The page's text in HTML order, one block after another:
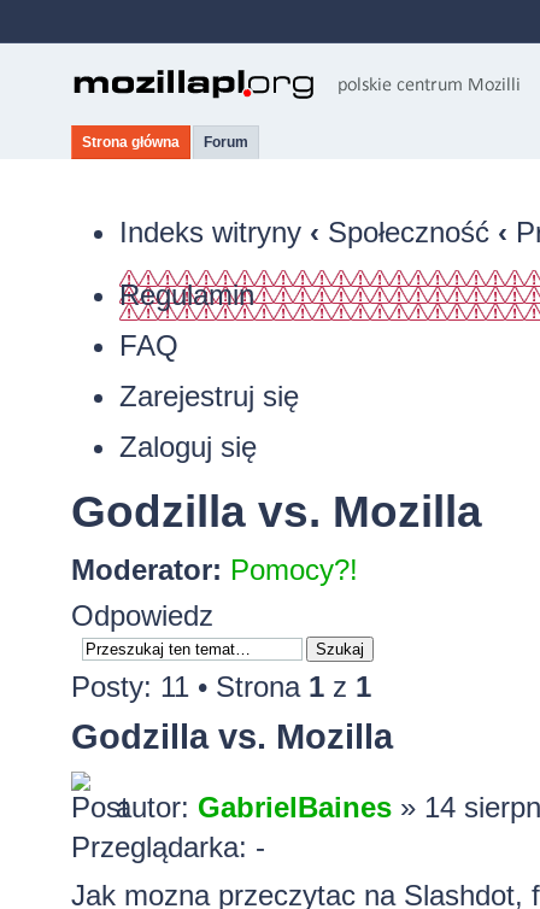
Strona główna Forum
Indeks witryny ‹ Społeczność ‹
Regulamin
FAQ
Zarejestruj się
Zaloguj się
Godzilla vs. Mozilla
Moderator: Pomocy?!
Odpowiedz
Posty: 11 • Strona 1z 1
Godzilla vs. Mozilla
autor: GabrielBaines» 14
Przeglądarka: -
Jak mozna przeczytac na Slashdot,